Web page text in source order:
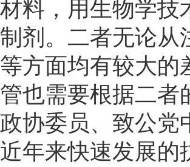
材料，用生物学技
制剂。二者无论从
等方面均有较大的
管也需要根据二者
政协委员、致公党
近年来快速发展的